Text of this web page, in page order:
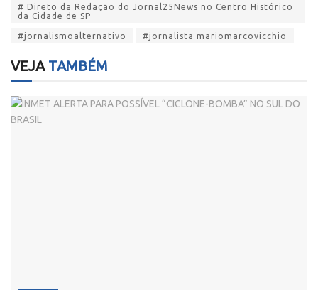
# Direto da Redação do Jornal25News no Centro Histórico
da Cidade de SP
#jornalismoalternativo #jornalista mariomarcovicchio
VEJATAMBÉM